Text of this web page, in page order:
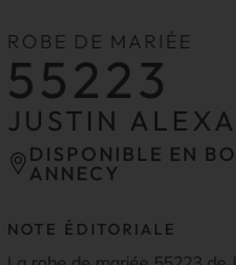
ROBE DE MARIÉE
55223
JUSTIN
DISPONIBLE EN
ANNECY
NOTE ÉDITORIALE